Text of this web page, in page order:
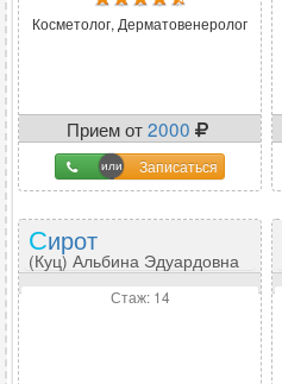
Косметолог, Дерматовенеролог
Прием от2000
Записаться
Сирот
(Куц) Альбина Эдуардовна
Стаж: 14